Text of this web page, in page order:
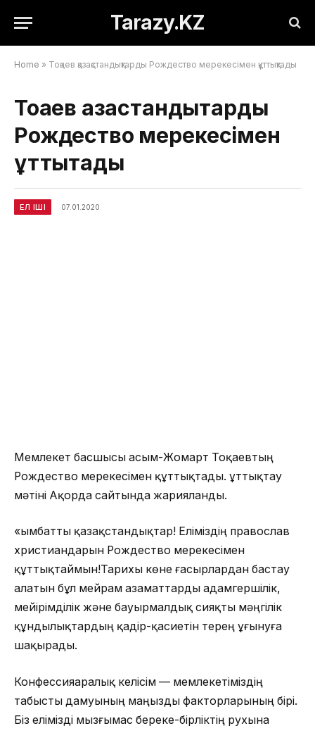
Tarazy.KZ
Home » Тоқаев қазақстандықтарды Рождество мерекесімен құттықтады
Тоқаев қазақстандықтарды
Рождество мерекесімен
құттықтады
ЕЛ ІШІ 07.01.2020
Мемлекет басшысы Қасым-Жомарт Тоқаевтың
Рождество мерекесімен құттықтады. Құттықтау
мәтіні Ақорда сайтында жарияланды.
«Қымбатты қазақстандықтар! Еліміздің православ
христиандарын Рождество мерекесімен
құттықтаймын!Тарихы көне ғасырлардан бастау
алатын бұл мейрам азаматтарды адамгершілік,
мейірімділік және бауырмалдық сияқты мәңгілік
құндылықтардың қадір-қасиетін терең ұғынуға
шақырады.
Конфессияаралық келісім — мемлекетіміздің
табысты дамуының маңызды факторларының бірі.
Біз елімізді мызғымас береке-бірліктің рухына